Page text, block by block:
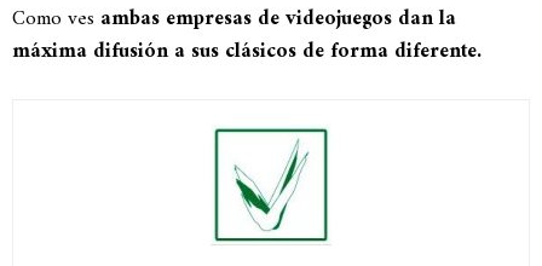
Como ves ambas empresas de videojuegos dan la
máxima difusión a sus clásicos de forma diferente.